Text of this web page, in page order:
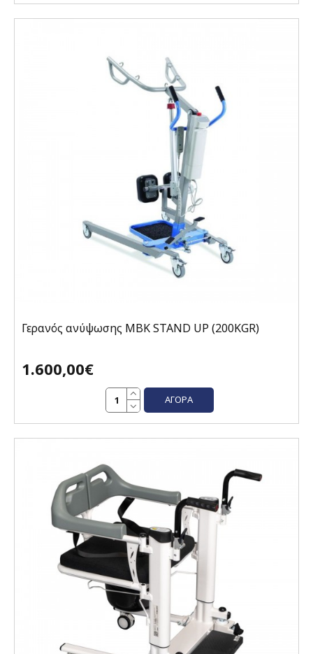
Γερανός ανύψωσης MBK STAND UP (200KGR)
1.600,00€
ΑΓΟΡΆ